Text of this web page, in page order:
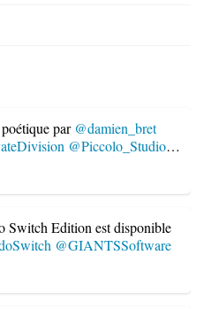
par @damien_bret
@Piccolo_Studio…
Switch Edition est disponible
@GIANTSSoftware